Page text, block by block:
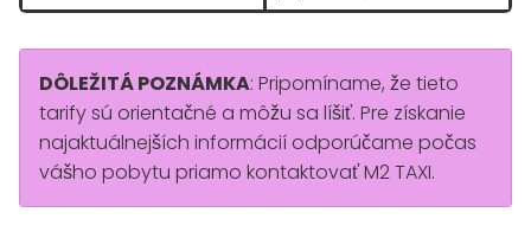
DÔLEŽITÁ POZNÁMKA: Pripomíname, že tieto
tarify sú orientačné a môžu sa líšiť. Pre získanie
najaktuálnejších informácií odporúčame počas
vášho pobytu priamo kontaktovať M2 TAXI.